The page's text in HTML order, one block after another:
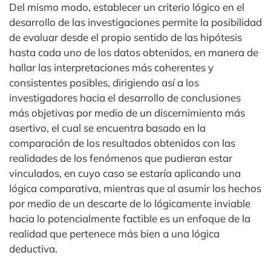
Del mismo modo, establecer un criterio lógico en el
desarrollo de las investigaciones permite la posibilidad
de evaluar desde el propio sentido de las hipótesis
hasta cada uno de los datos obtenidos, en manera de
hallar las interpretaciones más coherentes y
consistentes posibles, dirigiendo así a los
investigadores hacia el desarrollo de conclusiones
más objetivas por medio de un discernimiento más
asertivo, el cual se encuentra basado en la
comparación de los resultados obtenidos con las
realidades de los fenómenos que pudieran estar
vinculados, en cuyo caso se estaría aplicando una
lógica comparativa, mientras que al asumir los hechos
por medio de un descarte de lo lógicamente inviable
hacia lo potencialmente factible es un enfoque de la
realidad que pertenece más bien a una lógica
deductiva.